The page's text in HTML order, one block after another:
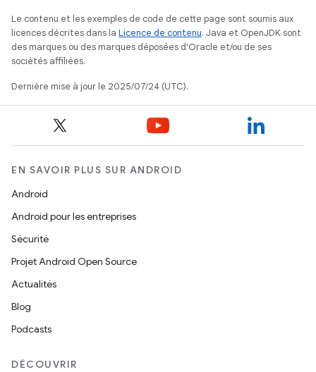
Le contenu et les exemples de code de cette page sont soumis aux
licences décrites dans la Licence de contenu. Java et OpenJDK sont
des marques ou des marques déposées d'Oracle et/ou de ses
sociétés affiliées.
Dernière mise à jour le 2025/07/24 (UTC).
EN SAVOIR PLUS SUR ANDROID
Android
Android pour les entreprises
Sécurité
Projet Android Open Source
Actualités
Blog
Podcasts
DÉCOUVRIR